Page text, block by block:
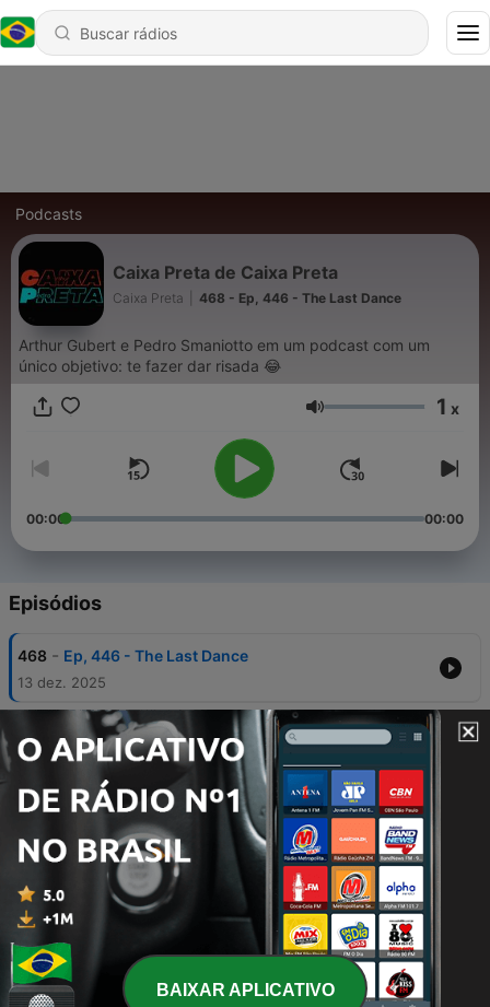
Podcasts
Caixa Preta de Caixa Preta
Caixa Preta 468 - Ep, 446 - The Last Dance
Arthur Gubert e Pedro Smaniotto em um podcast com um
único objetivo: te fazer dar risada 😂
Volume 1 x
00:00 00:00
Episódios
468 - Ep, 446 - The Last Dance
13 dez. 2025
Ep. 445 - Blasius Ímola e Niño Senna
05 dez. 2025
466 -
Ep. 444 - Tattoo do 4, Coraçãozinho e Zé
Gotinha
28 nov. 2025
465 Ep. 443 - No Pelo, Heimlich e Sushi
21 nov. 2025
464 - Ep. 442 - Ciclone, Croquete e Pintinho
07 nov. 2025
BAIXAR APLICATIVO